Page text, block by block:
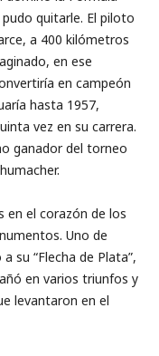
quitarle. El piloto
a 400 kilómetros
en ese
en campeón
hasta 1957,
vez en su carrera.
ganador del torneo
en el corazón de los
Uno de
su “Flecha de Plata”,
en varios triunfos y
levantaron en el